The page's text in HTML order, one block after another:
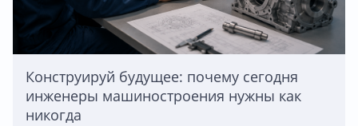
Конструируй будущее: почему сегодня
инженеры машиностроения нужны как
никогда